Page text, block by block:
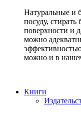
Натуральные и
посуду, стирать
поверхности и
можно
можно и в
Книги